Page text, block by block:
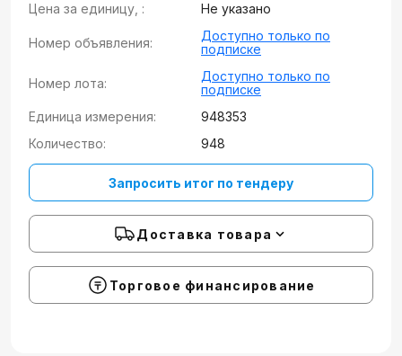
Цена за единицу, : Не указано
Номер объявления:
Доступно только по
подписке
Номер лота:
Доступно только по
подписке
Единица измерения:
948353
Количество:
948
Запросить итог по тендеру
Доставка товара
Торговое финансирование